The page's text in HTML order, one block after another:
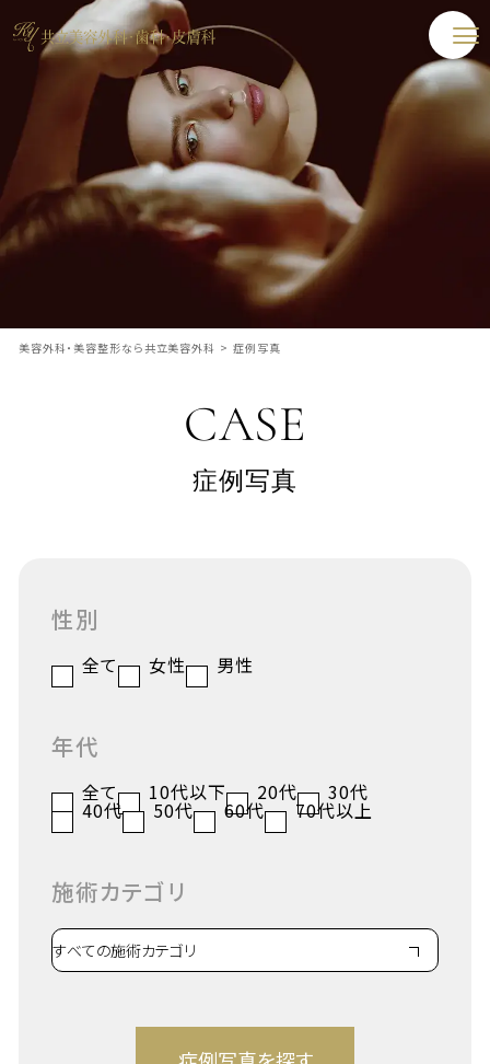
美容外科・美容整形なら共立美容外科 > 症例写真
CASE
症例写真
性別
全て 女性 男性
年代
全て 10代以下 20代 30代
40代 50代 60代 70代以上
施術カテゴリ